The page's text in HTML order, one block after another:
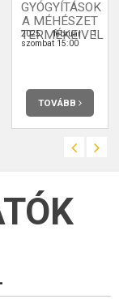
GYÓGYÍTÁSOK
A MÉHÉSZET
TERMÉKEIVEL
2025. február 1.
szombat 15:00
TOVÁBB